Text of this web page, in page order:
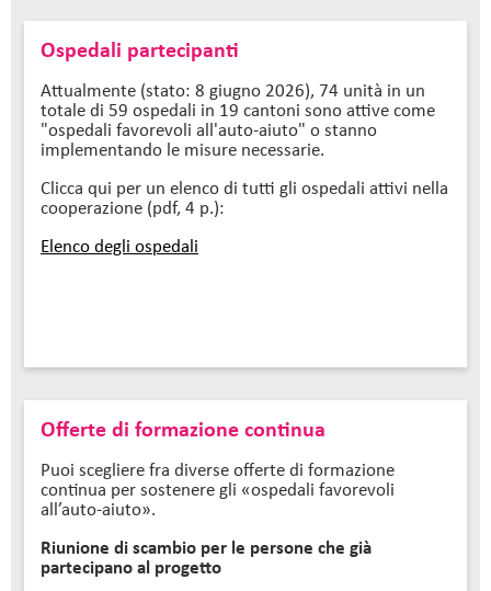
Ospedali partecipanti
Attualmente (stato: 8 giugno 2026), 74 unità in un
totale di 59 ospedali in 19 cantoni sono attive come
"ospedali favorevoli all'auto-aiuto" o stanno
implementando le misure necessarie.
Clicca qui per un elenco di tutti gli ospedali attivi nella
cooperazione (pdf, 4 p.):
Elenco degli ospedali
Offerte di formazione continua
Puoi scegliere fra diverse offerte di formazione
continua per sostenere gli «ospedali favorevoli
all’auto-aiuto».
Riunione di scambio per le persone che già
partecipano al progetto